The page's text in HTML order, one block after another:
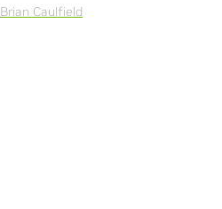
Brian Caulfield